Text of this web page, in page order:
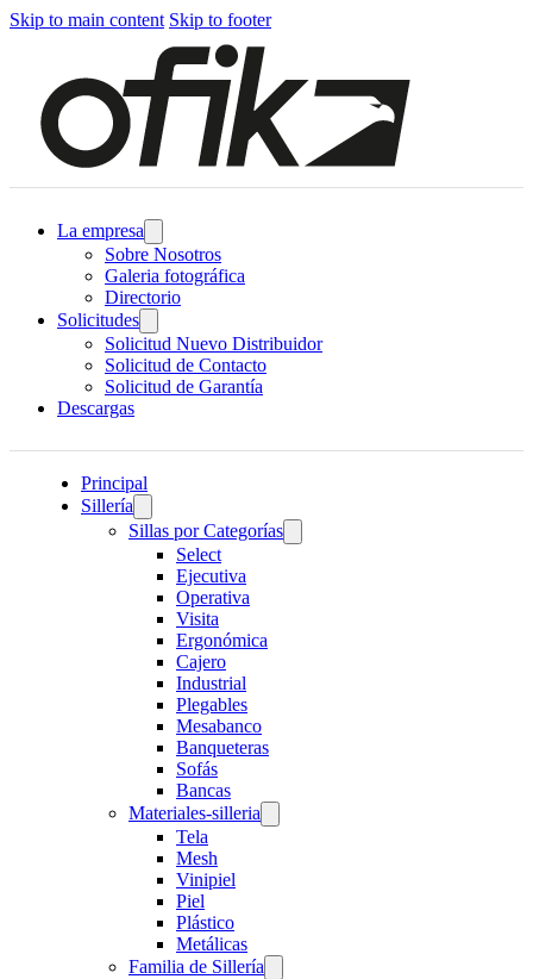
Skip to main content Skip to footer
La empresa
Sobre Nosotros
Galeria fotográfica
Directorio
Solicitudes
Solicitud Nuevo Distribuidor
Solicitud de Contacto
Solicitud de Garantía
Descargas
Principal
Sillería
Sillas por Categorías
Select
Ejecutiva
Operativa
Visita
Ergonómica
Cajero
Industrial
Plegables
Mesabanco
Banqueteras
Sofás
Bancas
Materiales-silleria
Tela
Mesh
Vinipiel
Piel
Plástico
Metálicas
Familia de Sillería